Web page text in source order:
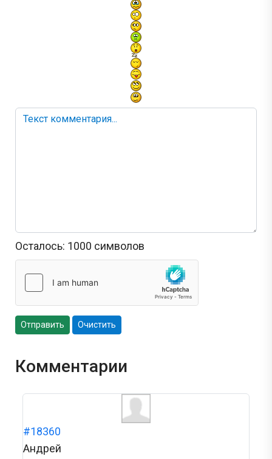
Осталось: 1000 символов
Отправить Очистить
Комментарии
#18360
Андрей